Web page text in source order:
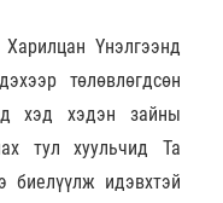
Үнэлгээнд
төлөвлөгдсөн
хэд хэдэн зайны
тул хуульчид Та
биелүүлж идэвхтэй